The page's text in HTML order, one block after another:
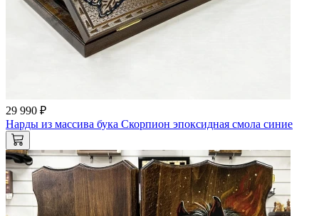
29 990 ₽
Нарды из массива бука Скорпион эпоксидная смола синие